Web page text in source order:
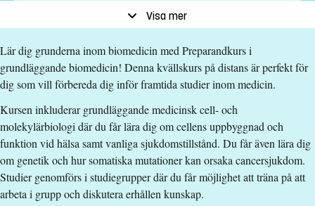
Ort:Ortsoberoende
Studietakt:Helfart
Nivå:Grundnivå
Studieform:Distans
Undervisningstid:Kvällstid
Undervisningsspråk:Svenska
Anmälningskod:LIU-8Z002
Antal platser: 40
Visa mer
Lär dig grunderna inom biomedicin med Preparandkurs i
grundläggande biomedicin! Denna kvällskurs på distans är perfekt för
dig som vill förbereda dig inför framtida studier inom medicin.
Kursen inkluderar grundläggande medicinsk cell- och
molekylärbiologi där du får lära dig om cellens uppbyggnad och
funktion vid hälsa samt vanliga sjukdomstillstånd. Du får även lära dig
om genetik och hur somatiska mutationer kan orsaka cancersjukdom.
Studier genomförs i studiegrupper där du får möjlighet att träna på att
arbeta i grupp och diskutera erhållen kunskap.